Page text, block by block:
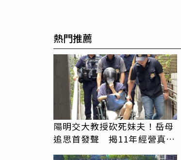
熱門推薦
陽明交大教授砍死妹夫！岳母
追思首發聲 揭11年經營真相